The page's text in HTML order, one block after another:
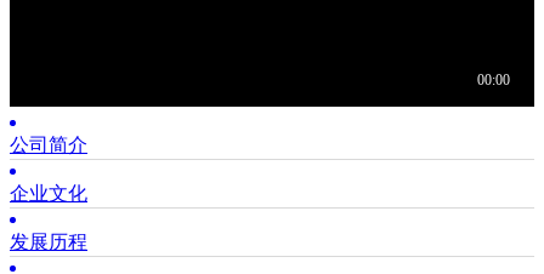
公司简介
企业文化
发展历程